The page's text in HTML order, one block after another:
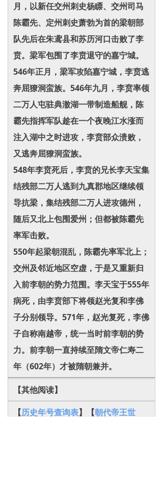
月，以新任交州刺史杨瞟、交州司马
陈霸先、定州刺史萧勃为首的梁朝部
队先后在朱鸢县和苏历河口击败了李
贲。梁军包围了李贲退守的嘉宁城。
546年正月，梁军攻陷嘉宁城，李贲逃
奔屈獠洞蛮族。546年九月，李贲率领
二万人屯驻典澈湖一带制造船舰，陈
霸先指挥军队趁在一个夜晚江水涨而
注入湖中之时进攻，李贲部众溃败，
又逃奔屈獠洞蛮族。
548年李贲死后，李贲的兄长李天宝集
结残部二万人逃到九真郡地区继续领
导抗梁，集结残部二万人进攻德州，
随后又北上包围爱州；但都被陈霸先
率军击败。
550年起梁朝混乱，陈霸先率军北上；
交州及邻近地区空虚，于是又重新归
入前李朝的势力范围。李天宝于555年
病死，由李贲部下将领赵光复和李佛
子分别领导。571年，赵光复死，李佛
子自称南越帝，统一当时前李朝的势
力。前李朝一直持续至隋文帝仁寿二
年（602年）才被隋朝兼并。
【其他阅读】
【历史年号查询表】【朝代帝王世